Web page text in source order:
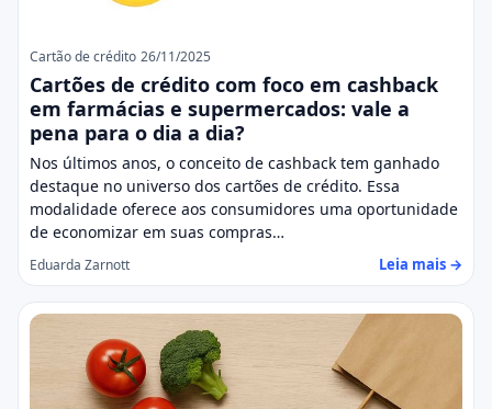
Cartão de crédito 26/11/2025
Cartões de crédito com foco em cashback
em farmácias e supermercados: vale a
pena para o dia a dia?
Nos últimos anos, o conceito de cashback tem ganhado
destaque no universo dos cartões de crédito. Essa
modalidade oferece aos consumidores uma oportunidade
de economizar em suas compras…
Eduarda Zarnott Leia mais →